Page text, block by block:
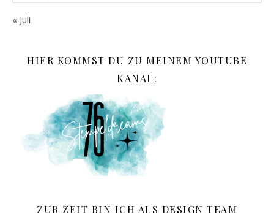
« Juli
HIER KOMMST DU ZU MEINEM YOUTUBE
KANAL:
ZUR ZEIT BIN ICH ALS DESIGN TEAM